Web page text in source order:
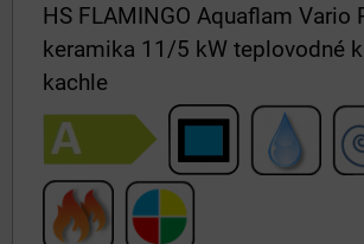
HS FLAMINGO Aquaflam Vario
keramika 11/5 kW teplovodné
kachle